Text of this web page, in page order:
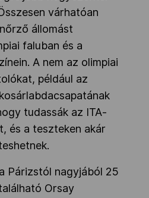
várhatóan
állomást
faluban és a
A nem az olimpiai
például az
tudassák az ITA-
és a teszteken akár
Párizstól nagyjából 25
Orsay